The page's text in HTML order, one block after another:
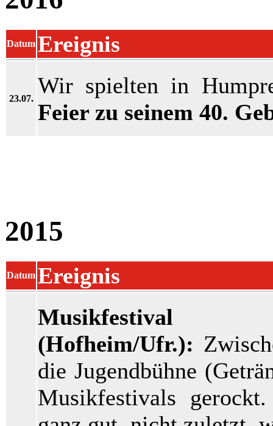
Datum Ereignis
23.07.
Wir spielten in
Feier zu seinem 40.
2015
Datum Ereignis
(Hofheim/Ufr.):
die Jugendbühne
Musikfestivals